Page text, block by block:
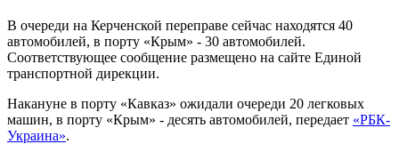
В очереди на Керченской переправе сейчас находятся 40
автомобилей, в порту «Крым» - 30 автомобилей.
Соответствующее сообщение размещено на сайте Единой
транспортной дирекции.
Накануне в порту «Кавказ» ожидали очереди 20 легковых
машин, в порту «Крым» - десять автомобилей, передает «РБК-
Украина».